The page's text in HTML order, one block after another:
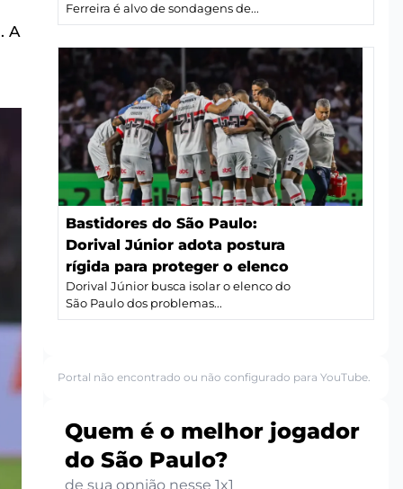
A
Ferreira é alvo de sondagens de...
Bastidores do São Paulo:
Dorival Júnior adota postura
rígida para proteger o elenco
Dorival Júnior busca isolar o elenco do
São Paulo dos problemas...
Portal não encontrado ou não configurado para YouTube.
Quem é o melhor jogador
do São Paulo?
de sua opnião nesse 1x1